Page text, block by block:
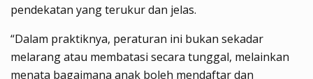
pendekatan yang terukur dan jelas.
“Dalam praktiknya, peraturan ini bukan sekadar
melarang atau membatasi secara tunggal, melainkan
menata bagaimana anak boleh mendaftar dan